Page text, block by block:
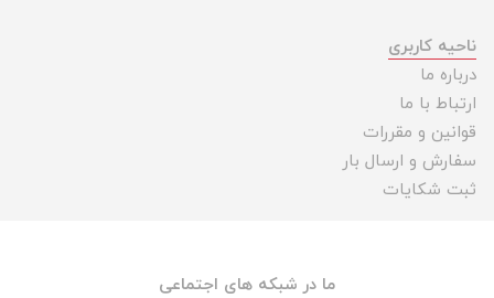
ناحیه کاربری
درباره ما
ارتباط با ما
قوانین و مقررات
سفارش و ارسال بار
ثبت شکایات
ما در شبکه های اجتماعی